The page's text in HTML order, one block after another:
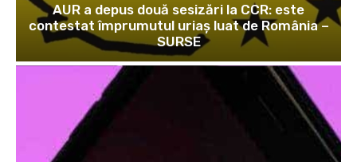
AUR a depus două sesizări la CCR: este
contestat împrumutul uriaș luat de România –
SURSE